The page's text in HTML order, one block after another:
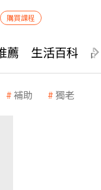
購買課程
薦 生活百科
補助 獨老